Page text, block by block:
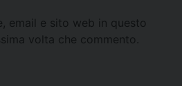
email e sito web in questo
volta che commento.